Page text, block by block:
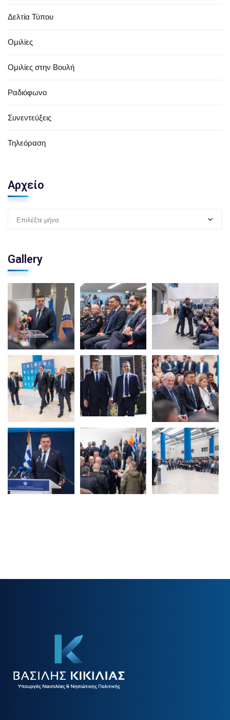
Δελτία Τύπου
Ομιλίες
Ομιλίες στην Βουλή
Ραδιόφωνο
Συνεντεύξεις
Τηλεόραση
Αρχείο
Επιλέξτε μήνα
Gallery